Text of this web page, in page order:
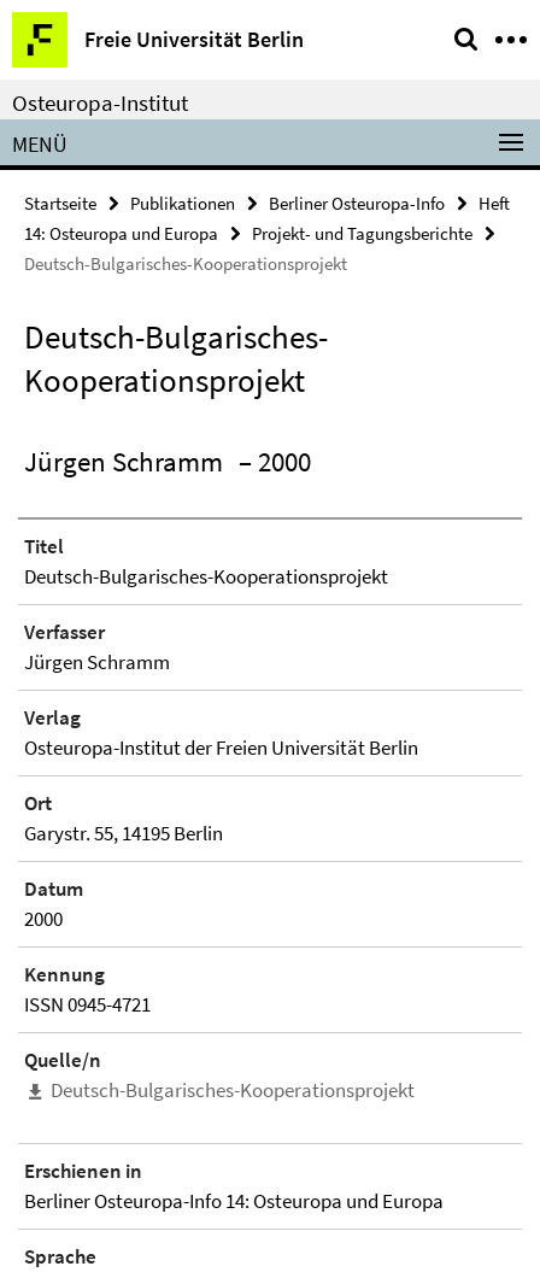
Springe
direkt
zu
Inhalt
Freie Universität Berlin
Service-
Navigation
Osteuropa-Institut
MENÜ
Startseite Publikationen Berliner Osteuropa-Info
Heft
14: Osteuropa und Europa
Projekt- und Tagungsberichte
Deutsch-Bulgarisches-Kooperationsprojekt
Deutsch-Bulgarisches-
Kooperationsprojekt
Jürgen Schramm – 2000
Titel
Deutsch-Bulgarisches-Kooperationsprojekt
Verfasser
Jürgen Schramm
Verlag
Osteuropa-Institut der Freien Universität Berlin
Ort
Garystr. 55, 14195 Berlin
Datum
2000
Kennung
ISSN 0945-4721
Quelle/n
Deutsch-Bulgarisches-Kooperationsprojekt
Erschienen in
Berliner Osteuropa-Info 14: Osteuropa und Europa
Sprache